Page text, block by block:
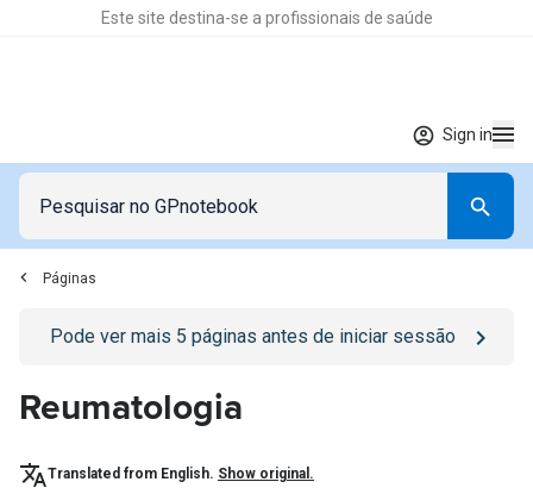
Este site destina-se a profissionais de saúde
Sign in
Páginas
Go to/sign-inpage
Pode ver mais 5 páginas antes de iniciar sessão
Reumatologia
Translated from English. Show original.